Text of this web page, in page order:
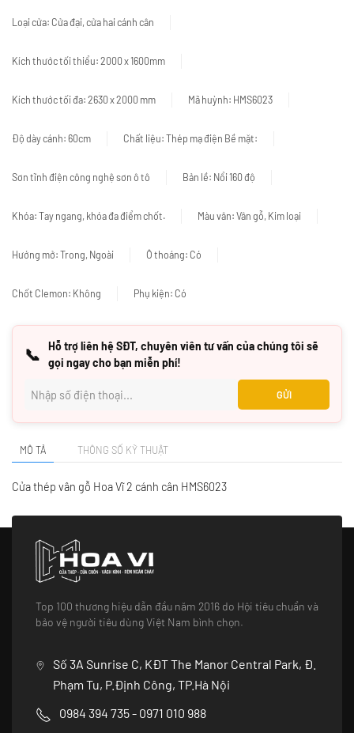
Loại cửa: Cửa đại, cửa hai cánh cân
Kích thước tối thiểu: 2000 x 1600mm
Kích thước tối đa: 2630 x 2000 mm Mã huỳnh: HMS6023
Độ dày cánh: 60cm Chất liệu: Thép mạ điện Bề mặt:
Sơn tĩnh điện công nghệ sơn ô tô Bản lề: Nổi 160 độ
Khóa: Tay ngang, khóa đa điểm chốt. Màu vân: Vân gỗ, Kim loại
Hướng mở: Trong, Ngoài Ô thoáng: Có
Chốt Clemon: Không Phụ kiện: Có
📞
Hỗ trợ liên hệ SĐT, chuyên viên tư vấn của chúng tôi sẽ
gọi ngay cho bạn miễn phí!
GỬI
MÔ TẢ THÔNG SỐ KỸ THUẬT
Cửa thép vân gỗ Hoa Vĩ 2 cánh cân HMS6023
Top 100 thương hiệu dẫn đầu năm 2016 do Hội tiêu chuẩn và
bảo vệ người tiêu dùng Việt Nam bình chọn.
Số 3A Sunrise C, KĐT The Manor Central Park, Đ.
Phạm Tu, P.Định Công, TP.Hà Nội
0984 394 735 - 0971 010 988